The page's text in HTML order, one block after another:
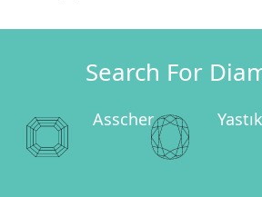
Search For
Asscher Yastık